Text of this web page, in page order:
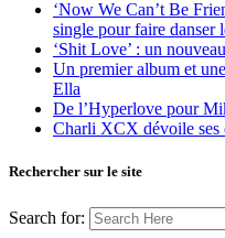
‘Now We Can’t Be
single pour faire danser
‘Shit Love’ : un
Un premier album et
Ella
De l’Hyperlove pour
Charli XCX dévoile ses
Rechercher sur le site
Search for: